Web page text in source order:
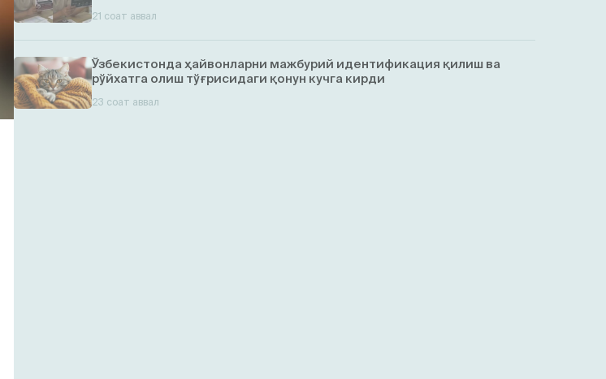
21 соат аввал
Ўзбекистонда ҳайвонларни мажбурий идентификация қилиш ва
рўйхатга олиш тўғрисидаги қонун кучга кирди
23 соат аввал